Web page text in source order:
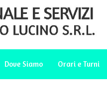
Dove Siamo Orari e Turni